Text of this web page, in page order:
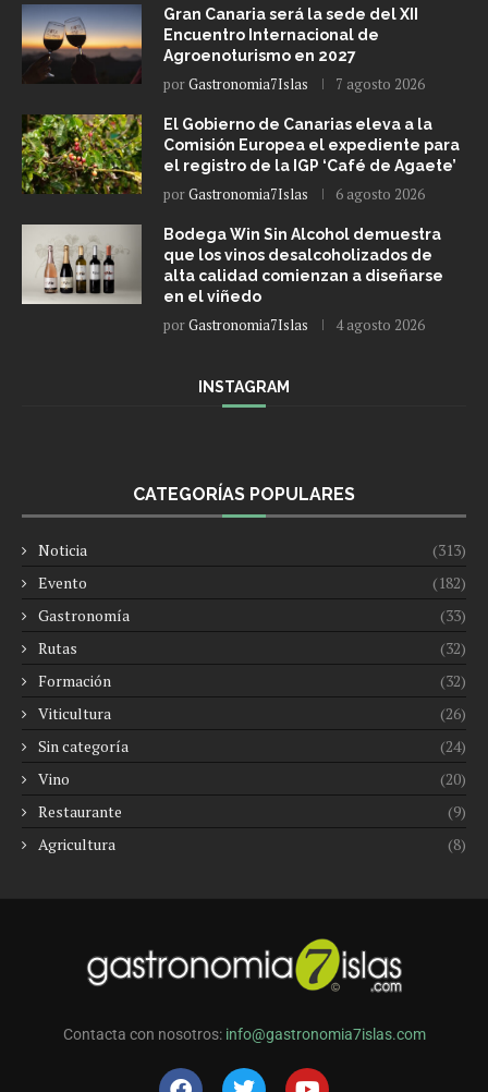
Gran Canaria será la sede del XII
Encuentro Internacional de
Agroenoturismo en 2027
porGastronomia7Islas 7 agosto 2026
El Gobierno de Canarias eleva a la
Comisión Europea el expediente para
el registro de la IGP ‘Café de Agaete’
porGastronomia7Islas 6 agosto 2026
Bodega Win Sin Alcohol demuestra
que los vinos desalcoholizados de
alta calidad comienzan a diseñarse
en el viñedo
porGastronomia7Islas 4 agosto 2026
INSTAGRAM
CATEGORÍAS POPULARES
Noticia
(313)
Evento
(182)
Gastronomía
(33)
Rutas
(32)
Formación
(32)
Viticultura
(26)
Sin categoría
(24)
Vino
(20)
Restaurante
(9)
Agricultura
(8)
Contacta con nosotros: info@gastronomia7islas.com